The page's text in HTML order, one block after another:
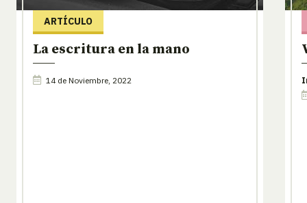
ARTÍCULO
La escritura en la mano
14 de Noviembre, 2022